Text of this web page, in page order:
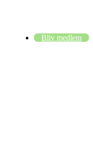
Bliv medlem